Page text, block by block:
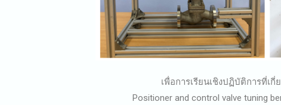
เพื่อการเรียนเชิงปฏิบัติการที่เกี่ยวข้
Positioner and control valve tuning